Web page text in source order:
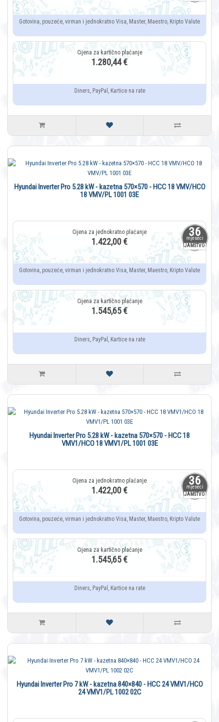
Gotovina, pouzeće, virman i jednokratno Visa, Master, Maestro, Kripto Valute
1.280,44 €
Diners, PayPal, Kartice na rate
36
mjeseci
JAMSTVO
Hyundai Inverter Pro 5.28 kW - kazetna 570×570 - HCC 18 VMV/HCO
18 VMV/PL 1001 03E
1.422,00 €
Gotovina, pouzeće, virman i jednokratno Visa, Master, Maestro, Kripto Valute
1.545,65 €
Diners, PayPal, Kartice na rate
36
mjeseci
JAMSTVO
Hyundai Inverter Pro 5.28 kW - kazetna 570×570 - HCC 18
VMV1/HCO 18 VMV1/PL 1001 03E
1.422,00 €
Gotovina, pouzeće, virman i jednokratno Visa, Master, Maestro, Kripto Valute
1.545,65 €
Diners, PayPal, Kartice na rate
Hyundai Inverter Pro 7 kW - kazetna 840×840 - HCC 24 VMV1/HCO
24 VMV1/PL 1002 02C